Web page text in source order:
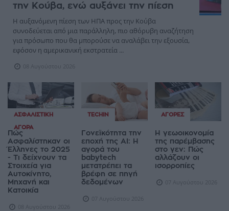
την Κούβα, ενώ αυξάνει την πίεση
Η αυξανόμενη πίεση των ΗΠΑ προς την Κούβα
συνοδεύεται από μια παράλληλη, πιο αθόρυβη αναζήτηση
για πρόσωπο που θα μπορούσε να αναλάβει την εξουσία,
εφόσον η αμερικανική εκστρατεία ...
08 Αυγούστου 2026
ΑΣΦΑΛΙΣΤΙΚΉ
ΑΓΟΡΆ
Πώς
Ασφαλίστηκαν οι
Έλληνες το 2025
- Τι δείχνουν τα
Στοιχεία για
Αυτοκίνητο,
Μηχανή και
Κατοικία
08 Αυγούστου 2026
TECHIN
Γονεϊκότητα την
εποχή της AI: Η
αγορά του
babytech
μετατρέπει τα
βρέφη σε πηγή
δεδομένων
07 Αυγούστου 2026
ΑΓΟΡΈΣ
Η γεωοικονομία
της παρέμβασης
στο γεν: Πώς
αλλάζουν οι
ισορροπίες
07 Αυγούστου 2026